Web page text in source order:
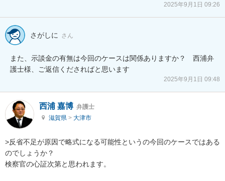
2025年9月1日 09:26
さがしに さん
また、示談金の有無は今回のケースは関係ありますか？　西浦弁
護士様、ご返信くださればと思います
2025年9月1日 09:48
西浦 嘉博 弁護士
滋賀県 > 大津市
>反省不足が原因で略式になる可能性というの今回のケースではある
のでしょうか？
検察官の心証次第と思われます。